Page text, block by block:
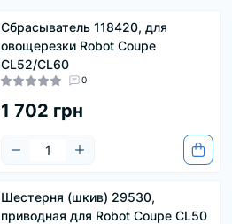
Сбрасыватель 118420, для
овощерезки Robot Coupe
CL52/CL60
0
1 702 грн
Шестерня (шкив) 29530,
приводная для Robot Coupe CL50